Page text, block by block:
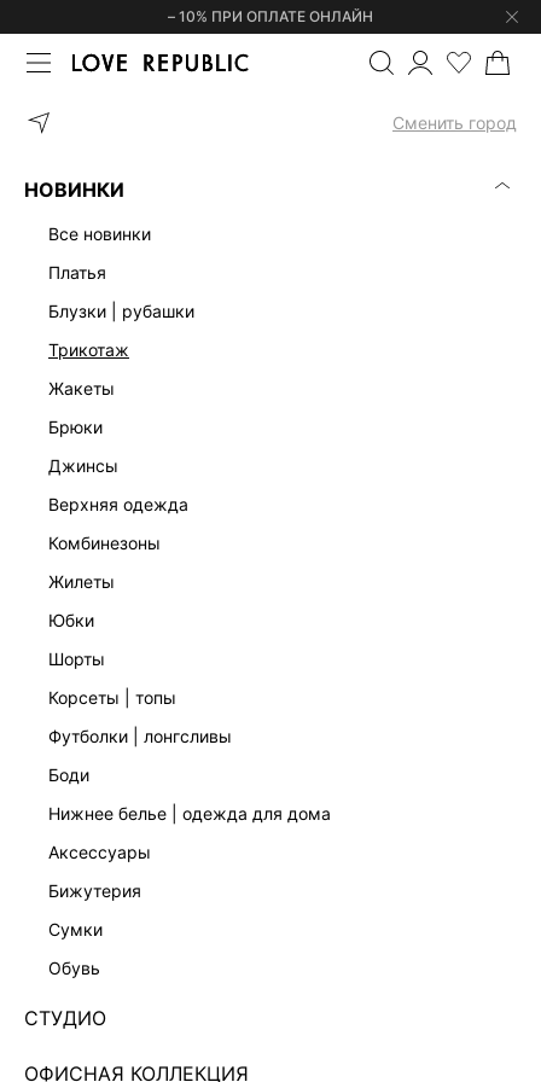
– 10% ПРИ ОПЛАТЕ ОНЛАЙН
Сменить город
НОВИНКИ
все новинки
платья
блузки | рубашки
трикотаж
жакеты
брюки
джинсы
верхняя одежда
комбинезоны
жилеты
юбки
шорты
корсеты | топы
футболки | лонгсливы
боди
нижнее белье | одежда для дома
аксессуары
бижутерия
сумки
обувь
СТУДИО
ОФИСНАЯ КОЛЛЕКЦИЯ
ГЛАВНАЯ ШОРТЫ С ВЫСОКОЙ ПОСАДКОЙ
Нет в наличии
ЦВЕТ:ЧЕРНЫЙ